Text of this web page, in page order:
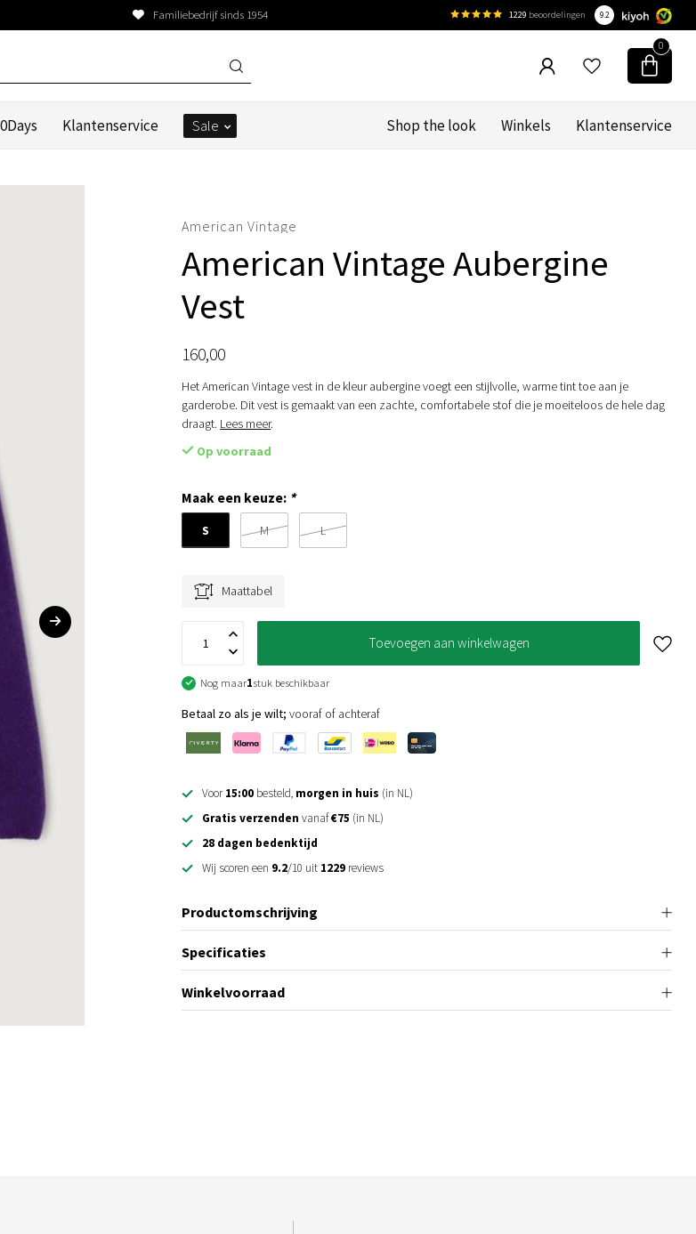
Familiebedrijf sinds 1954 1229 beoordelingen 9.2
0
Klantenservice Sale Shop the look Winkels Klantenservice
American Vintage
American Vintage Aubergine
Vest
160,00
Het American Vintage vest in de kleur aubergine voegt een stijlvolle, warme tint toe aan je
garderobe. Dit vest is gemaakt van een zachte, comfortabele stof die je moeiteloos de hele dag
draagt. Lees meer.
Op voorraad
Maak een keuze: *
S M L
Maattabel
Toevoegen aan winkelwagen
Nog maar1stuk beschikbaar
Betaal zo als je wilt; vooraf of achteraf
Voor15:00 besteld, morgen in huis (in NL)
Gratis verzenden vanaf€75 (in NL)
28 dagen bedenktijd
Wij scoren een 9.2/10 uit 1229 reviews
Productomschrijving
Specificaties
Winkelvoorraad